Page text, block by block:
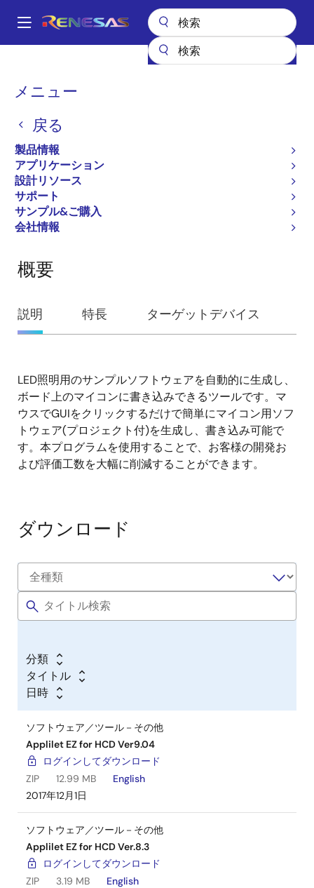
ン
Main
メニュー
戻る
製品情報
アプリケーション
設計リソース
サポート
サンプル&ご購入
会社情報
パ
く
ず
Applilet EZ for HCD
Applilet EZ for HCD
コードジェネレータ
ページセクションへ移動：
概要
概
要
説明 特長 ターゲットデバイス
説
明
LED照明用のサンプルソフトウェアを自動的に生成し、
ボード上のマイコンに書き込みできるツールです。マ
ウスでGUIをクリックするだけで簡単にマイコン用ソフ
トウェア(プロジェクト付)を生成し、書き込み可能で
す。本プログラムを使用することで、お客様の開発お
よび評価工数を大幅に削減することができます。
ダウンロード
分類
タイトル
日時
ソフトウェア／ツール－その他
Applilet EZ for HCD Ver9.04
ログインしてダウンロード
ZIP
12.99 MB
English
2017年12月1日
ソフトウェア／ツール－その他
Applilet EZ for HCD Ver.8.3
ログインしてダウンロード
ZIP
3.19 MB
English